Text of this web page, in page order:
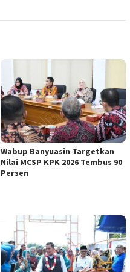
Wabup Banyuasin Targetkan
Nilai MCSP KPK 2026 Tembus 90
Persen